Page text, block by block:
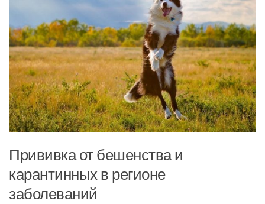
Индюки
Перепела
Утки
Прививка от бешенства и
карантинных в регионе
заболеваний